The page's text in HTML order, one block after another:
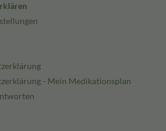
- Mein Medikationsplan